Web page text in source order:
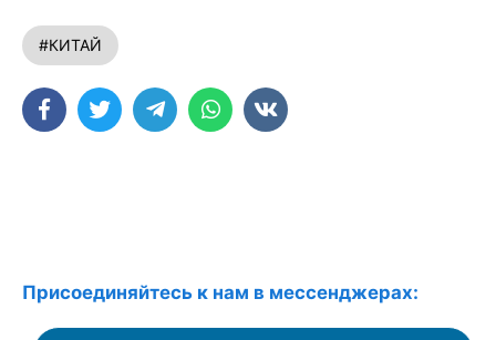
#КИТАЙ
Присоединяйтесь к нам в мессенджерах: